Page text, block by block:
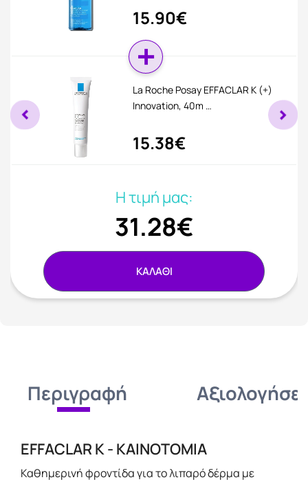
15.90€
La Roche Posay EFFACLAR K (+)
Innovation, 40m …
15.38€
Η τιμή μας:
31.28€
ΚΑΛΑΘΙ
Περιγραφή
EFFACLAR K - ΚΑΙΝΟΤΟΜΙΑ
Καθημερινή φροντίδα για τo λιπαρό δέρμα με